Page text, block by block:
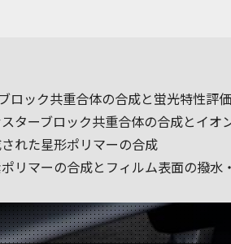
ロック共重合体の合成と蛍光特性評価
ターブロック共重合体の合成とイオ
れた星形ポリマーの合成
リマーの合成とフィルム表面の撥水